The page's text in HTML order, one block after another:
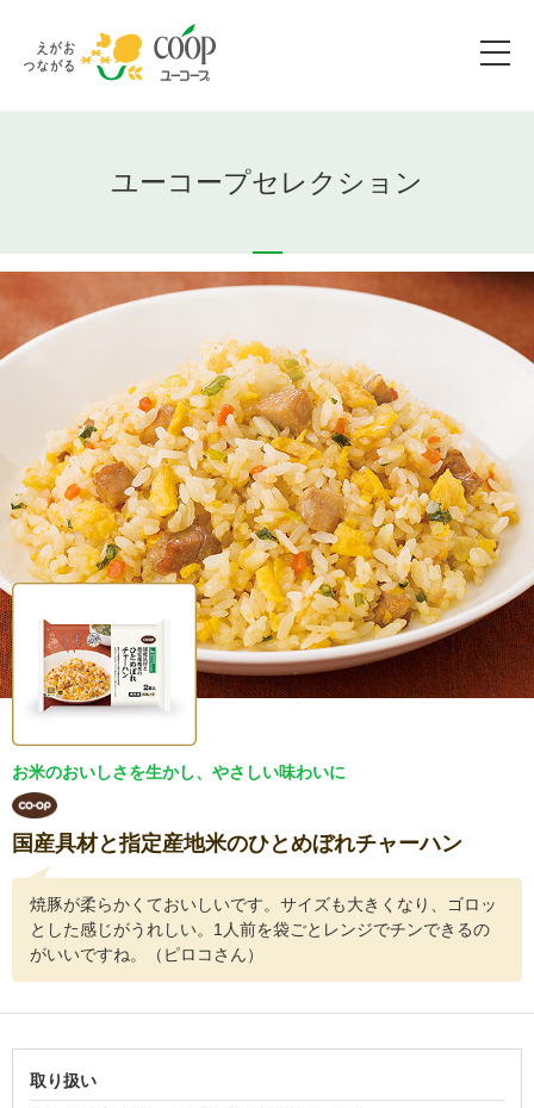
ユーコープセレクション
お米のおいしさを生かし、やさしい味わいに
国産具材と指定産地米のひとめぼれチャーハン
焼豚が柔らかくておいしいです。サイズも大きくなり、ゴロッ
とした感じがうれしい。1人前を袋ごとレンジでチンできるの
がいいですね。（ピロコさん）
取り扱い